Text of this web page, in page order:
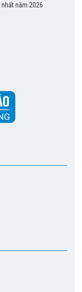
năm 2026